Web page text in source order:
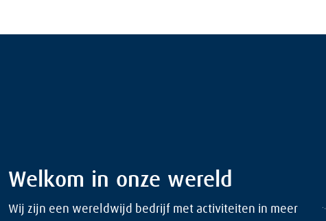
Welkom in onze wereld
Wij zijn een wereldwijd bedrijf met activiteiten in meer